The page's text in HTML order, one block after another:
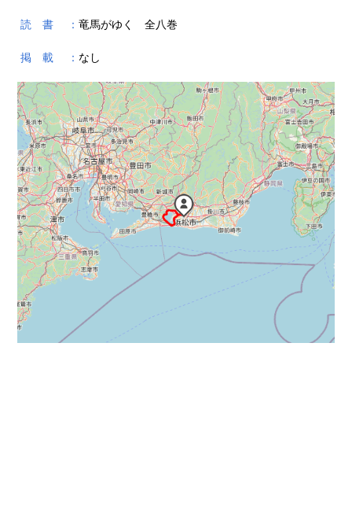
読 書 ： 竜馬がゆく 全八巻
掲 載 ： なし